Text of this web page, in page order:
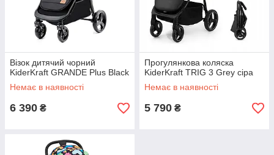
Візок дитячий чорний
KiderKraft GRANDE Plus Black
Немає в наявності
6 390 ₴
Прогулянкова коляска
KiderKraft TRIG 3 Grey сіра
Немає в наявності
5 790 ₴